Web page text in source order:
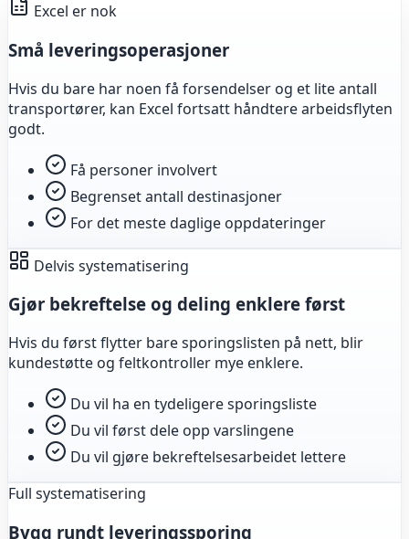
Excel er nok
Små leveringsoperasjoner
Hvis du bare har noen få forsendelser og et lite antall
transportører, kan Excel fortsatt håndtere arbeidsflyten
godt.
Få personer involvert
Begrenset antall destinasjoner
For det meste daglige oppdateringer
Delvis systematisering
Gjør bekreftelse og deling enklere først
Hvis du først flytter bare sporingslisten på nett, blir
kundestøtte og feltkontroller mye enklere.
Du vil ha en tydeligere sporingsliste
Du vil først dele opp varslingene
Du vil gjøre bekreftelsesarbeidet lettere
Full systematisering
Bygg rundt leveringssporing